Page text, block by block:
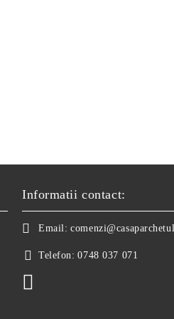
Informatii contact:
Email:
Telefon: 0748 037 071